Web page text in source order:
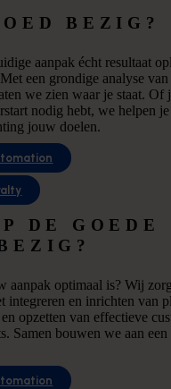
BEZIG?
aanpak écht resultaat
een grondige analyse
we zien waar je staat. Of
nodig hebt, we helpen
jouw doelen.
DE GOEDE
aanpak optimaal is? Wij
integreren en inrichten van
opzetten van effectieve
Samen bouwen we aan een